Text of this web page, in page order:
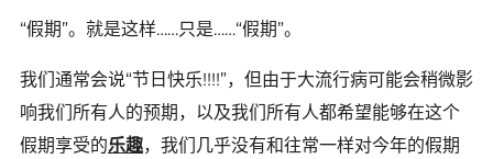
“假期”。就是这样……只是……“假期”。
我们通常会说“节日快乐!!!!”，但由于大流行病可能会稍微影
响我们所有人的预期，以及我们所有人都希望能够在这个
假期享受的乐趣，我们几乎没有和往常一样对今年的假期